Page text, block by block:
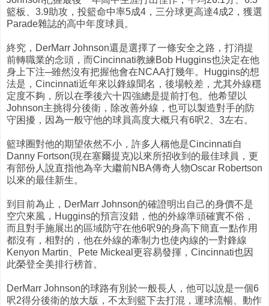
籃板、3.9助攻，投籃命中率5成4，三分球更高達4成2，獲選
Parade雜誌的高中年度球員。
終究，DerMarr Johnson還是選擇了一條安全之路，打消提
前轉職業的念頭，而Cincinnati教練Bob Huggins也決定在他
身上下注─雖然沒有把握他會在NCAA打幾年。Huggins的想
法是，Cincinnati近年來以鋒線聞名，後場較差，尤其外線穩
定度不夠，所以在季後六十四強總是提前打包。他希望以
Johnson主挑得分後衛，除改善外線，也可以製造對手的防
守困擾，因為一般守他的球員高度大概只有6呎2、3左右。
籃球圈對他的期望依然不小，許多人稱他是Cincinnati自
Danny Fortson(現在塞爾提克)以來所招收到的最佳球員，更
有部份人說直指他為辛大繼前NBA傳奇人物Oscar Robertson
以來的最佳新生。
到目前為止，DerMarr Johnson的確證明出自己的身價不是
空穴來風，Huggins的預言沒錯，他的外線準頭確實不俗，
而且對手施展出的區域防守在他6呎9的身高下簡直一點作用
都沒有，相對的，他在外線的牽制力也使內線的一對鋒線
Kenyon Martin、Pete Mickeal更容易發揮，Cincinnati也因
此榮登全美排行榜首。
DerMarr Johnson的球路有別於一般長人，他可以說是一個6
呎2得分後衛的放大版，不太到籃下去打混，運球流暢、動作